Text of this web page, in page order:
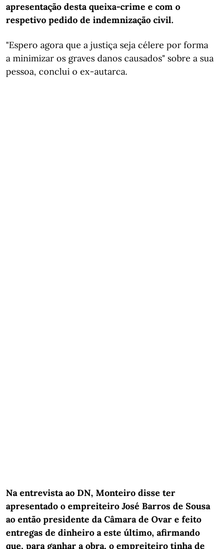
apresentação desta queixa-crime e com o
respetivo pedido de indemnização civil.
"Espero agora que a justiça seja célere por forma
a minimizar os graves danos causados" sobre a sua
pessoa, conclui o ex-autarca.
Na entrevista ao DN, Monteiro disse ter
apresentado o empreiteiro José Barros de Sousa
ao então presidente da Câmara de Ovar e feito
entregas de dinheiro a este último, afirmando
que, para ganhar a obra, o empreiteiro tinha de